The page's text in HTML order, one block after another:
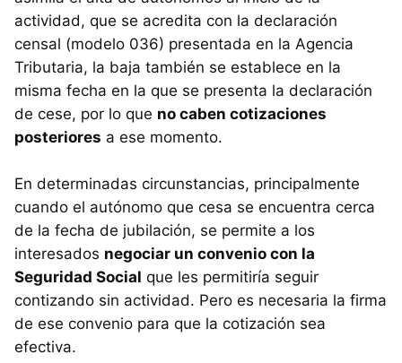
actividad, que se acredita con la declaración
censal (modelo 036) presentada en la Agencia
Tributaria, la baja también se establece en la
misma fecha en la que se presenta la declaración
de cese, por lo que no caben cotizaciones
posteriores a ese momento.
En determinadas circunstancias, principalmente
cuando el autónomo que cesa se encuentra cerca
de la fecha de jubilación, se permite a los
interesados negociar un convenio con la
Seguridad Social que les permitiría seguir
contizando sin actividad. Pero es necesaria la firma
de ese convenio para que la cotización sea
efectiva.